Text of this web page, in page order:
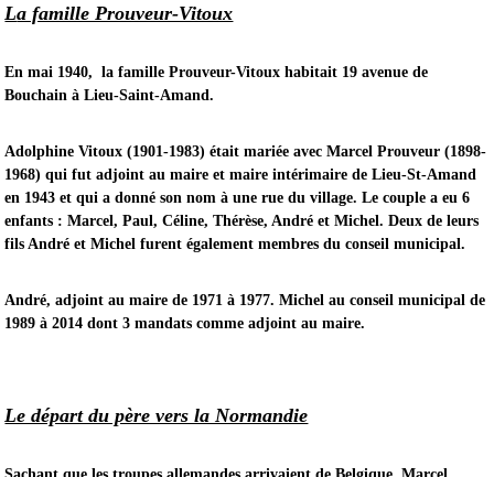
La famille Prouveur-Vitoux
En mai 1940, la famille Prouveur-Vitoux habitait 19 avenue de
Bouchain à Lieu-Saint-Amand.
Adolphine Vitoux (1901-1983) était mariée avec Marcel Prouveur (1898-
1968) qui fut adjoint au maire et maire intérimaire de Lieu-St-Amand
en 1943 et qui a donné son nom à une rue du village. Le couple a eu 6
enfants : Marcel, Paul, Céline, Thérèse, André et Michel. Deux de leurs
fils André et Michel furent également membres du conseil municipal.
André, adjoint au maire de 1971 à 1977. Michel au conseil municipal de
1989 à 2014 dont 3 mandats comme adjoint au maire.
Le départ du père vers la Normandie